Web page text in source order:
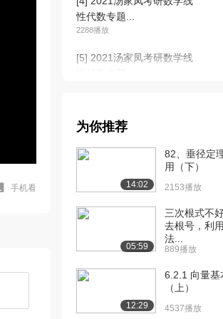
手机看
性代数专题...
2288播放
[5] 2021汤家凤考研数学线
性代数专题...
[7] 2021汤家凤考研数学线
性代数专题...
[8] 2021汤家凤考研数学线
性代数专题...
[9] 2021汤家凤考研数学线
性代数专题...
1444播放
为你推荐
14:02
82、垂径定
用（下）
2153播放
05:59
三次根式不
去根号，利
法...
889播放
12:29
6.2.1 向量基
（上）
4537播放